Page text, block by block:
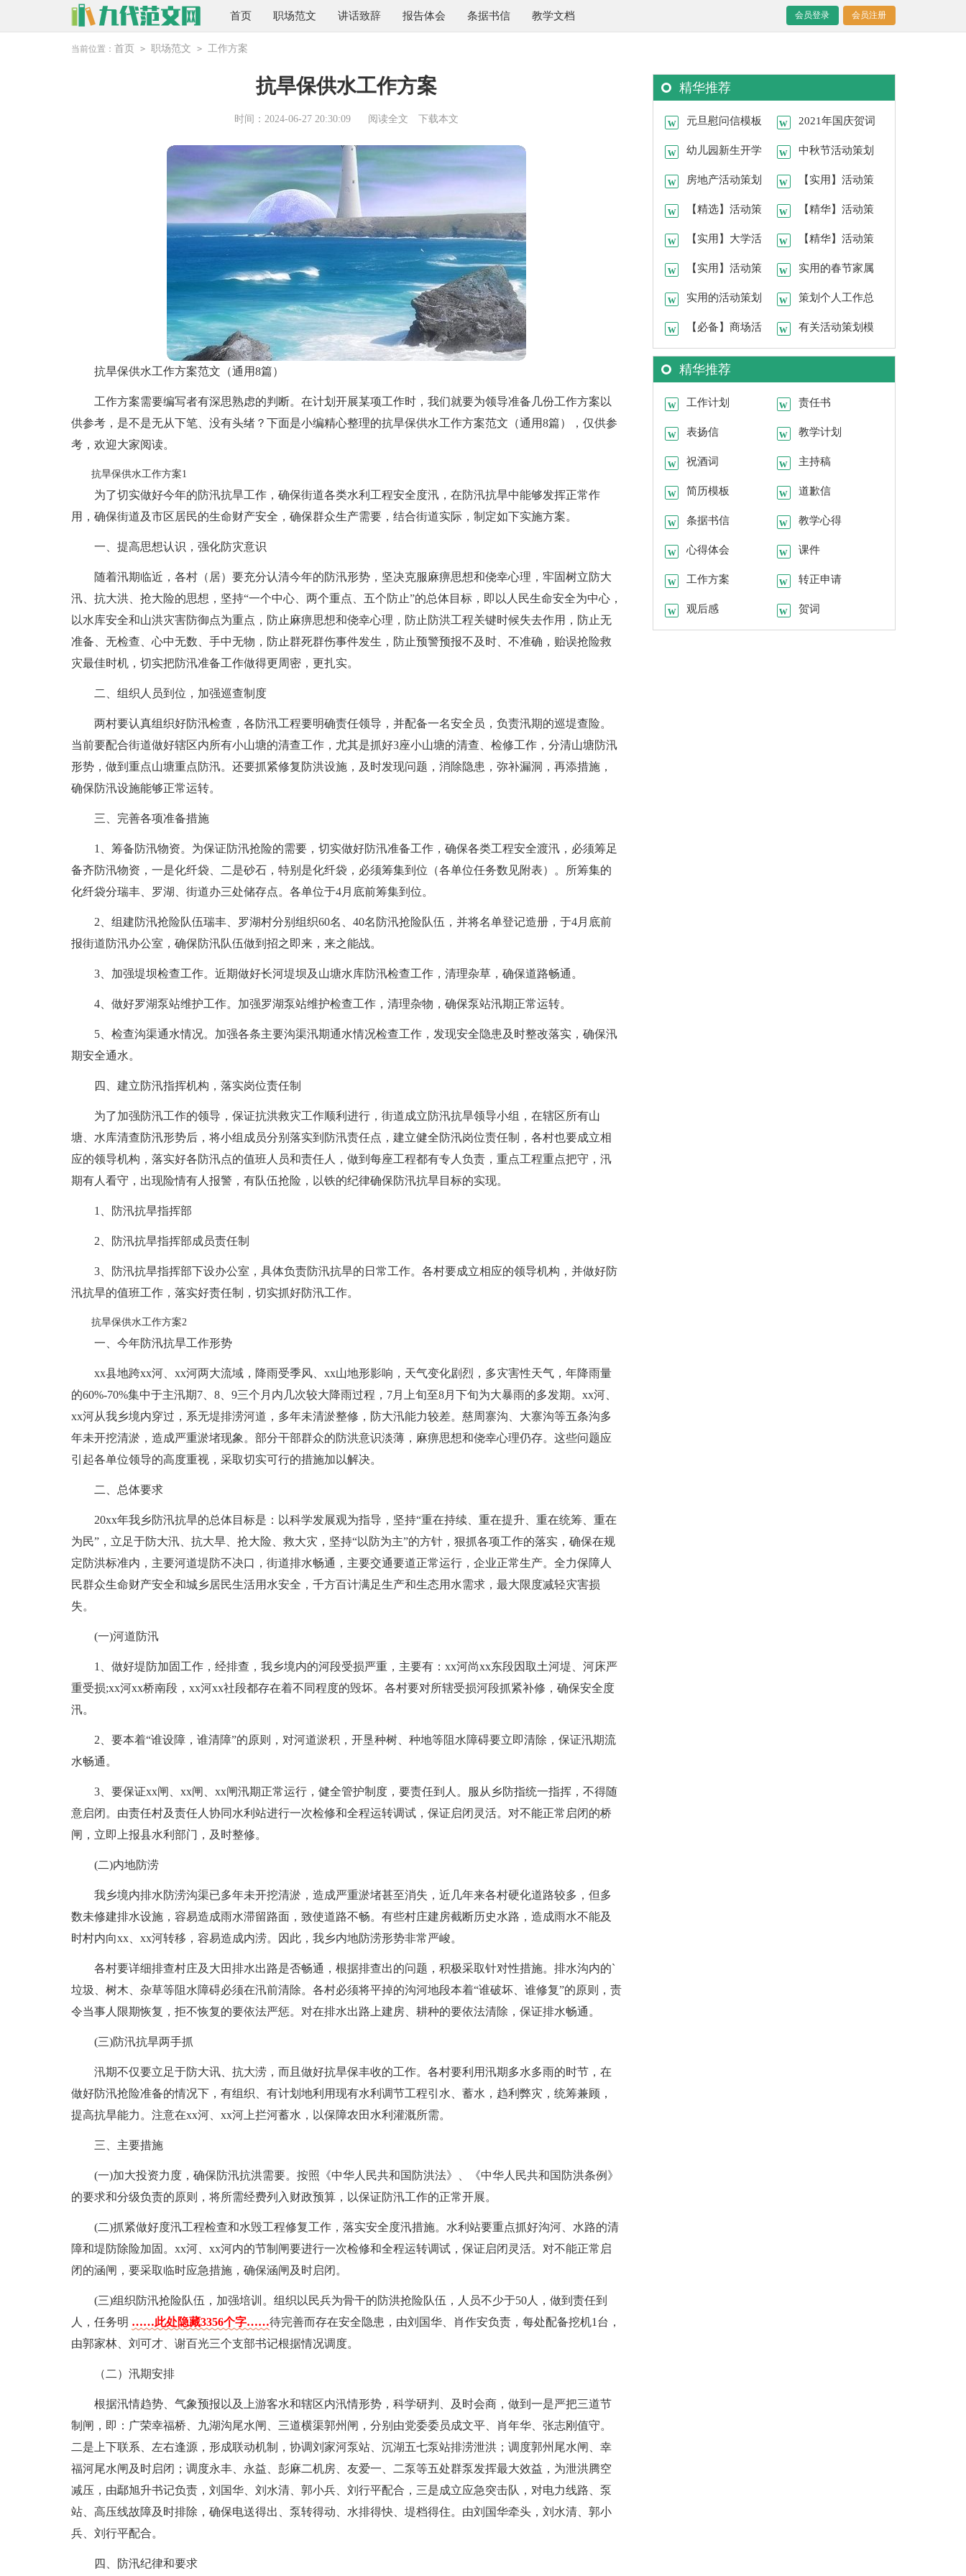
首页 职场范文 讲话致辞 报告体会 条据书信 教学文档 会员登录 会员注册
当前位置： 首页 > 职场范文 > 工作方案
抗旱保供水工作方案
时间：2024-06-27 20:30:09 阅读全文 下载本文
抗旱保供水工作方案范文（通用8篇）
工作方案需要编写者有深思熟虑的判断。在计划开展某项工作时，我们就要为领导准备几份工作方案以
供参考，是不是无从下笔、没有头绪？下面是小编精心整理的抗旱保供水工作方案范文（通用8篇），仅供参
考，欢迎大家阅读。
抗旱保供水工作方案1
为了切实做好今年的防汛抗旱工作，确保街道各类水利工程安全度汛，在防汛抗旱中能够发挥正常作
用，确保街道及市区居民的生命财产安全，确保群众生产需要，结合街道实际，制定如下实施方案。
一、提高思想认识，强化防灾意识
随着汛期临近，各村（居）要充分认清今年的防汛形势，坚决克服麻痹思想和侥幸心理，牢固树立防大
汛、抗大洪、抢大险的思想，坚持“一个中心、两个重点、五个防止”的总体目标，即以人民生命安全为中心，
以水库安全和山洪灾害防御点为重点，防止麻痹思想和侥幸心理，防止防洪工程关键时候失去作用，防止无
准备、无检查、心中无数、手中无物，防止群死群伤事件发生，防止预警预报不及时、不准确，贻误抢险救
灾最佳时机，切实把防汛准备工作做得更周密，更扎实。
二、组织人员到位，加强巡查制度
两村要认真组织好防汛检查，各防汛工程要明确责任领导，并配备一名安全员，负责汛期的巡堤查险。
当前要配合街道做好辖区内所有小山塘的清查工作，尤其是抓好3座小山塘的清查、检修工作，分清山塘防汛
形势，做到重点山塘重点防汛。还要抓紧修复防洪设施，及时发现问题，消除隐患，弥补漏洞，再添措施，
确保防汛设施能够正常运转。
三、完善各项准备措施
1、筹备防汛物资。为保证防汛抢险的需要，切实做好防汛准备工作，确保各类工程安全渡汛，必须筹足
备齐防汛物资，一是化纤袋、二是砂石，特别是化纤袋，必须筹集到位（各单位任务数见附表）。所筹集的
化纤袋分瑞丰、罗湖、街道办三处储存点。各单位于4月底前筹集到位。
2、组建防汛抢险队伍瑞丰、罗湖村分别组织60名、40名防汛抢险队伍，并将名单登记造册，于4月底前
报街道防汛办公室，确保防汛队伍做到招之即来，来之能战。
3、加强堤坝检查工作。近期做好长河堤坝及山塘水库防汛检查工作，清理杂草，确保道路畅通。
4、做好罗湖泵站维护工作。加强罗湖泵站维护检查工作，清理杂物，确保泵站汛期正常运转。
5、检查沟渠通水情况。加强各条主要沟渠汛期通水情况检查工作，发现安全隐患及时整改落实，确保汛
期安全通水。
四、建立防汛指挥机构，落实岗位责任制
为了加强防汛工作的领导，保证抗洪救灾工作顺利进行，街道成立防汛抗旱领导小组，在辖区所有山
塘、水库清查防汛形势后，将小组成员分别落实到防汛责任点，建立健全防汛岗位责任制，各村也要成立相
应的领导机构，落实好各防汛点的值班人员和责任人，做到每座工程都有专人负责，重点工程重点把守，汛
期有人看守，出现险情有人报警，有队伍抢险，以铁的纪律确保防汛抗旱目标的实现。
1、防汛抗旱指挥部
2、防汛抗旱指挥部成员责任制
3、防汛抗旱指挥部下设办公室，具体负责防汛抗旱的日常工作。各村要成立相应的领导机构，并做好防
汛抗旱的值班工作，落实好责任制，切实抓好防汛工作。
抗旱保供水工作方案2
一、今年防汛抗旱工作形势
xx县地跨xx河、xx河两大流域，降雨受季风、xx山地形影响，天气变化剧烈，多灾害性天气，年降雨量
的60%-70%集中于主汛期7、8、9三个月内几次较大降雨过程，7月上旬至8月下旬为大暴雨的多发期。xx河、
xx河从我乡境内穿过，系无堤排涝河道，多年未清淤整修，防大汛能力较差。慈周寨沟、大寨沟等五条沟多
年未开挖清淤，造成严重淤堵现象。部分干部群众的防洪意识淡薄，麻痹思想和侥幸心理仍存。这些问题应
引起各单位领导的高度重视，采取切实可行的措施加以解决。
二、总体要求
20xx年我乡防汛抗旱的总体目标是：以科学发展观为指导，坚持“重在持续、重在提升、重在统筹、重在
为民”，立足于防大汛、抗大旱、抢大险、救大灾，坚持“以防为主”的方针，狠抓各项工作的落实，确保在规
定防洪标准内，主要河道堤防不决口，街道排水畅通，主要交通要道正常运行，企业正常生产。全力保障人
民群众生命财产安全和城乡居民生活用水安全，千方百计满足生产和生态用水需求，最大限度减轻灾害损
失。
(一)河道防汛
1、做好堤防加固工作，经排查，我乡境内的河段受损严重，主要有：xx河尚xx东段因取土河堤、河床严
重受损;xx河xx桥南段，xx河xx社段都存在着不同程度的毁坏。各村要对所辖受损河段抓紧补修，确保安全度
汛。
2、要本着“谁设障，谁清障”的原则，对河道淤积，开垦种树、种地等阻水障碍要立即清除，保证汛期流
水畅通。
3、要保证xx闸、xx闸、xx闸汛期正常运行，健全管护制度，要责任到人。服从乡防指统一指挥，不得随
意启闭。由责任村及责任人协同水利站进行一次检修和全程运转调试，保证启闭灵活。对不能正常启闭的桥
闸，立即上报县水利部门，及时整修。
(二)内地防涝
我乡境内排水防涝沟渠已多年未开挖清淤，造成严重淤堵甚至消失，近几年来各村硬化道路较多，但多
数未修建排水设施，容易造成雨水滞留路面，致使道路不畅。有些村庄建房截断历史水路，造成雨水不能及
时村内向xx、xx河转移，容易造成内涝。因此，我乡内地防涝形势非常严峻。
各村要详细排查村庄及大田排水出路是否畅通，根据排查出的问题，积极采取针对性措施。排水沟内的`
垃圾、树木、杂草等阻水障碍必须在汛前清除。各村必须将平掉的沟河地段本着“谁破坏、谁修复”的原则，责
令当事人限期恢复，拒不恢复的要依法严惩。对在排水出路上建房、耕种的要依法清除，保证排水畅通。
(三)防汛抗旱两手抓
汛期不仅要立足于防大讯、抗大涝，而且做好抗旱保丰收的工作。各村要利用汛期多水多雨的时节，在
做好防汛抢险准备的情况下，有组织、有计划地利用现有水利调节工程引水、蓄水，趋利弊灾，统筹兼顾，
提高抗旱能力。注意在xx河、xx河上拦河蓄水，以保障农田水利灌溉所需。
三、主要措施
(一)加大投资力度，确保防汛抗洪需要。按照《中华人民共和国防洪法》、《中华人民共和国防洪条例》
的要求和分级负责的原则，将所需经费列入财政预算，以保证防汛工作的正常开展。
(二)抓紧做好度汛工程检查和水毁工程修复工作，落实安全度汛措施。水利站要重点抓好沟河、水路的清
障和堤防除险加固。xx河、xx河内的节制闸要进行一次检修和全程运转调试，保证启闭灵活。对不能正常启
闭的涵闸，要采取临时应急措施，确保涵闸及时启闭。
(三)组织防汛抢险队伍，加强培训。组织以民兵为骨干的防洪抢险队伍，人员不少于50人，做到责任到
人，任务明 ……此处隐藏3356个字……待完善而存在安全隐患，由刘国华、肖作安负责，每处配备挖机1台，
由郭家林、刘可才、谢百光三个支部书记根据情况调度。
（二）汛期安排
根据汛情趋势、气象预报以及上游客水和辖区内汛情形势，科学研判、及时会商，做到一是严把三道节
制闸，即：广荣幸福桥、九湖沟尾水闸、三道横渠郭州闸，分别由党委委员成文平、肖年华、张志刚值守。
二是上下联系、左右逢源，形成联动机制，协调刘家河泵站、沉湖五七泵站排涝泄洪；调度郭州尾水闸、幸
福河尾水闸及时启闭；调度永丰、永益、彭麻二机房、友爱一、二泵等五处群泵发挥最大效益，为泄洪腾空
减压，由鄢旭升书记负责，刘国华、刘水清、郭小兵、刘行平配合，三是成立应急突击队，对电力线路、泵
站、高压线故障及时排除，确保电送得出、泵转得动、水排得快、堤档得住。由刘国华牵头，刘水清、郭小
兵、刘行平配合。
四、防汛纪律和要求
精华推荐
元旦慰问信模板
锦集十篇
2021年国庆贺词
集锦48条
幼儿园新生开学
典礼主持稿
中秋节活动策划
集合七篇
房地产活动策划
范文集合八篇
【实用】活动策
划方案模板锦集五篇
【精选】活动策
划范文合集七篇
【精华】活动策
划8篇
【实用】大学活
动策划七篇
【精华】活动策
划方案模板锦集九篇
【实用】活动策
划9篇
实用的春节家属
慰问信4篇
实用的活动策划
范文汇编六篇
策划个人工作总
结模板五篇
【必备】商场活
动策划模板汇编9篇
有关活动策划模
板集锦九篇
精华推荐
工作计划 责任书
表扬信 教学计划
祝酒词 主持稿
简历模板 道歉信
条据书信 教学心得
心得体会 课件
工作方案 转正申请
观后感 贺词